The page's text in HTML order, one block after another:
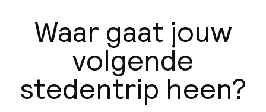
Waar gaat jouw
volgende
stedentrip heen?